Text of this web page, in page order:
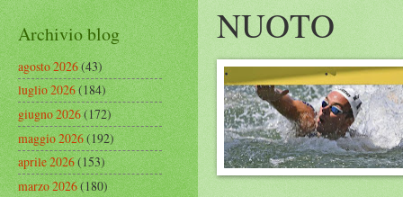
NUOTO
Archivio blog
agosto 2026(43)
luglio 2026(184)
giugno 2026(172)
maggio 2026(192)
aprile 2026(153)
marzo 2026(180)